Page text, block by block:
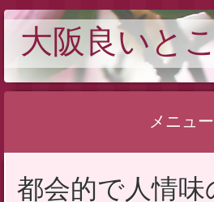
大阪良いと
メニュー
ン
都会的で人情